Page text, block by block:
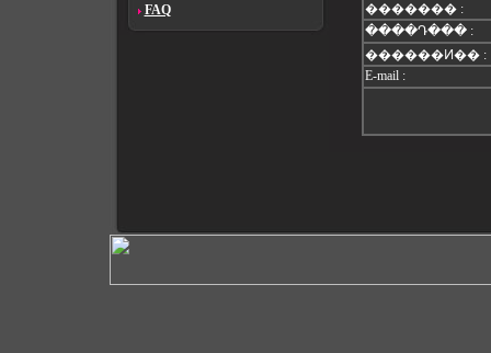
FAQ
������� :
����Դ��� :
������Ͷ�� :
E-mail :